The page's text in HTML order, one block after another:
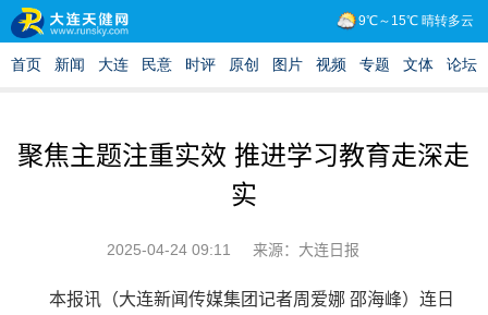
聚焦主题注重实效 推进学习教育走深走
实
2025-04-24 09:11 来源：大连日报
本报讯（大连新闻传媒集团记者周爱娜 邵海峰）连日